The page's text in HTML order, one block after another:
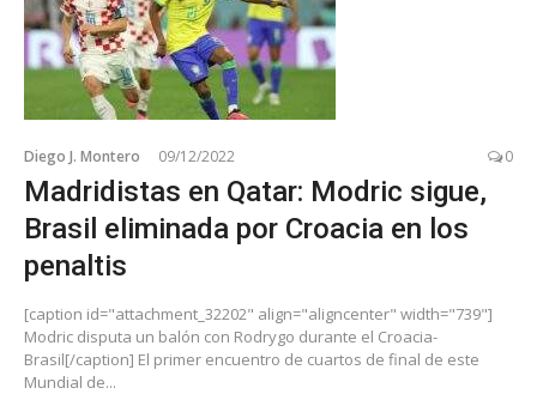
Diego J. Montero 09/12/2022 0
Madridistas en Qatar: Modric sigue,
Brasil eliminada por Croacia en los
penaltis
[caption id="attachment_32202" align="aligncenter" width="739"]
Modric disputa un balón con Rodrygo durante el Croacia-
Brasil[/caption] El primer encuentro de cuartos de final de este
Mundial de...